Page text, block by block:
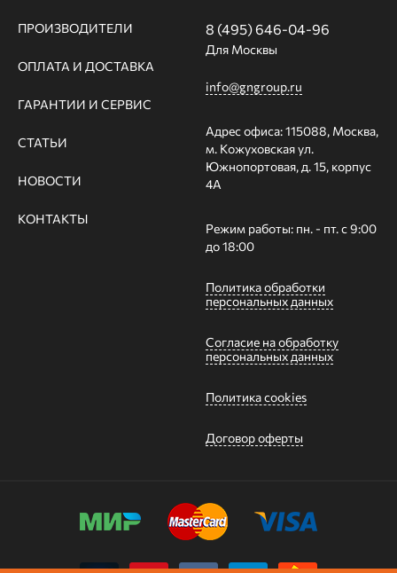
ПРОИЗВОДИТЕЛИ
ОПЛАТА И ДОСТАВКА
ГАРАНТИИ И СЕРВИС
СТАТЬИ
НОВОСТИ
КОНТАКТЫ
8 (495) 646-04-96
Для Москвы
info@gngroup.ru
Адрес офиса: 115088, Москва,
м. Кожуховская ул.
Южнопортовая, д. 15, корпус
4А
Режим работы: пн. - пт. с 9:00
до 18:00
Политика обработки
персональных данных
Согласие на обработку
персональных данных
Политика cookies
Договор оферты